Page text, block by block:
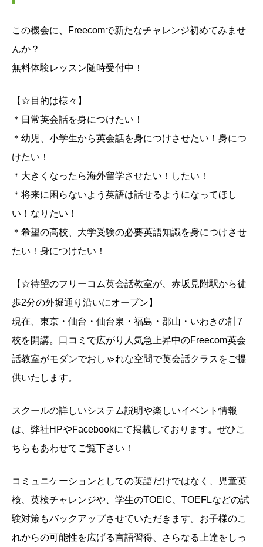
この機会に、Freecomで新たなチャレンジ初めてみませ
んか？
無料体験レッスン随時受付中！
【☆目的は様々】
＊日常英会話を身につけたい！
＊幼児、小学生から英会話を身につけさせたい！身につ
けたい！
＊大きくなったら海外留学させたい！したい！
＊将来に困らないよう英語は話せるようになってほし
い！なりたい！
＊希望の高校、大学受験の必要英語知識を身につけさせ
たい！身につけたい！
【☆待望のフリーコム英会話教室が、赤坂見附駅から徒
歩2分の外堀通り沿いにオープン】
現在、東京・仙台・仙台泉・福島・郡山・いわきの計7
校を開講。口コミで広がり人気急上昇中のFreecom英会
話教室がモダンでおしゃれな空間で英会話クラスをご提
供いたします。
スクールの詳しいシステム説明や楽しいイベント情報
は、弊社HPやFacebookにて掲載しております。ぜひこ
ちらもあわせてご覧下さい！
コミュニケーションとしての英語だけではなく、児童英
検、英検チャレンジや、学生のTOEIC、TOEFLなどの試
験対策もバックアップさせていただきます。お子様のこ
れからの可能性を広げる言語習得、さらなる上達をしっ